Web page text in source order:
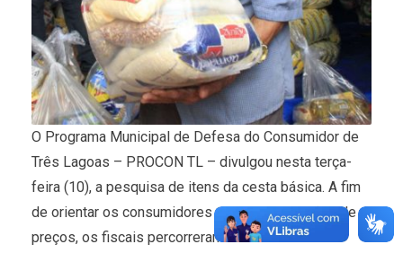
O Programa Municipal de Defesa do Consumidor de
Três Lagoas – PROCON TL – divulgou nesta terça-
feira (10), a pesquisa de itens da cesta básica. A fim
de orientar os consumidores sobre as variações de
preços, os fiscais percorreram 9 redes de